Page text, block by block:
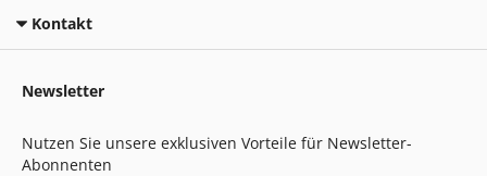
Kontakt
Newsletter
Nutzen Sie unsere exklusiven Vorteile für Newsletter-
Abonnenten